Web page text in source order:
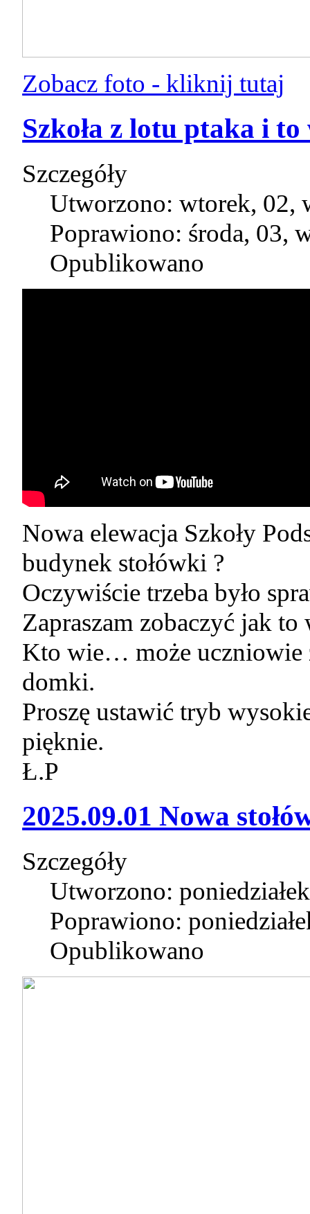
Zobacz foto - kliknij tutaj
Szkoła z lotu ptaka i
Szczegóły
Utworzono: wtorek, 02,
Poprawiono: środa, 03,
Opublikowano
Nowa elewacja Szkoły
budynek stołówki ?
Oczywiście trzeba było
Zapraszam zobaczyć jak
Kto wie… może uczniowie
domki.
Proszę ustawić tryb
pięknie.
Ł.P
2025.09.01 Nowa
Szczegóły
Utworzono:
Poprawiono:
Opublikowano